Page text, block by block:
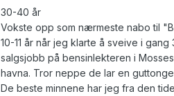
30-40 år
Vokste opp som nærmeste nabo til
10-11 år når jeg klarte å sveive i
salgsjobb på bensinlekteren i
havna. Tror neppe de lar en
De beste minnene har jeg fra den